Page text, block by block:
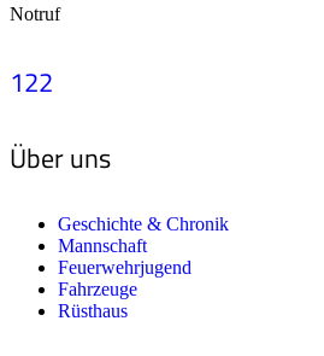
Notruf
122
Über uns
Geschichte & Chronik
Mannschaft
Feuerwehrjugend
Fahrzeuge
Rüsthaus